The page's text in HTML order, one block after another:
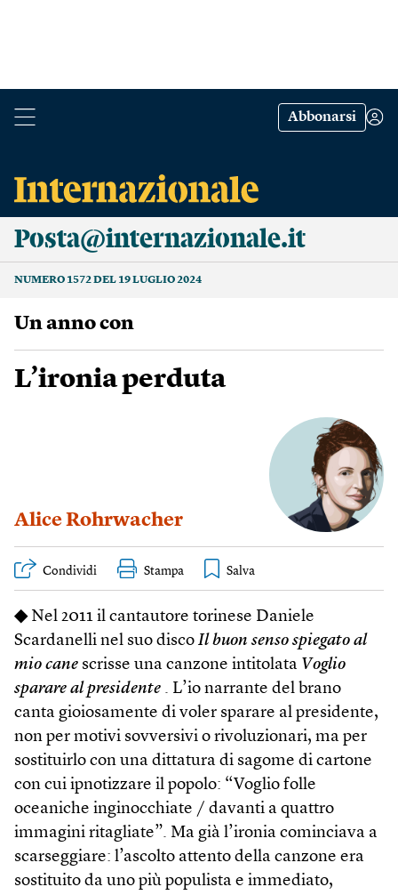
Abbonarsi
Posta@internazionale.it
NUMERO 1572 DEL 19 LUGLIO 2024
Un anno con
L’ironia perduta
Alice Rohrwacher
Condividi Stampa
◆Nel 2011 il cantautore torinese Daniele
Scardanelli nel suo disco Il buon senso spiegato al
mio cane scrisse una canzone intitolata Voglio
sparare al presidente . L’io narrante del brano
canta gioiosamente di voler sparare al presidente,
non per motivi sovversivi o rivoluzionari, ma per
sostituirlo con una dittatura di sagome di cartone
con cui ipnotizzare il popolo: “Voglio folle
oceaniche inginocchiate / davanti a quattro
immagini ritagliate”. Ma già l’ironia cominciava a
scarseggiare: l’ascolto attento della canzone era
sostituito da uno più populista e immediato,